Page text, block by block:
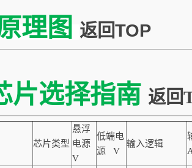
理图 返回TOP
片选择指南 返回
芯片类型
悬浮
电源
V
低端电
源 V
输入逻辑